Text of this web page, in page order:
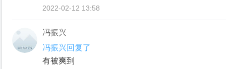
2022-02-12 13:58
冯振兴
冯振兴回复了
有被爽到